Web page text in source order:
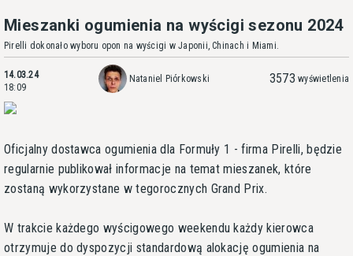
Mieszanki ogumienia na wyścigi sezonu 2024
Pirelli dokonało wyboru opon na wyścigi w Japonii, Chinach i Miami.
14.03.24
18:09
Nataniel Piórkowski 3573 wyświetlenia
Oficjalny dostawca ogumienia dla Formuły 1 - firma Pirelli, będzie
regularnie publikował informacje na temat mieszanek, które
zostaną wykorzystane w tegorocznych Grand Prix.
W trakcie każdego wyścigowego weekendu każdy kierowca
otrzymuje do dyspozycji standardową alokację ogumienia na